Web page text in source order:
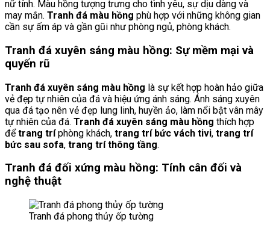
nữ tính. Màu hồng tượng trưng cho tình yêu, sự dịu dàng và
may mắn. Tranh đá màu hồng phù hợp với những không gian
cần sự ấm áp và gần gũi như phòng ngủ, phòng khách.
Tranh đá xuyên sáng màu hồng: Sự mềm mại và
quyến rũ
Tranh đá xuyên sáng màu hồng là sự kết hợp hoàn hảo giữa
vẻ đẹp tự nhiên của đá và hiệu ứng ánh sáng. Ánh sáng xuyên
qua đá tạo nên vẻ đẹp lung linh, huyền ảo, làm nổi bật vân mây
tự nhiên của đá. Tranh đá xuyên sáng màu hồng thích hợp
đểtrang tríphòng khách, trang trí bức vách tivi, trang trí
bức sau sofa, trang trí thông tầng.
Tranh đá đối xứng màu hồng: Tính cân đối và
nghệ thuật
Tranh đá phong thủy ốp tường